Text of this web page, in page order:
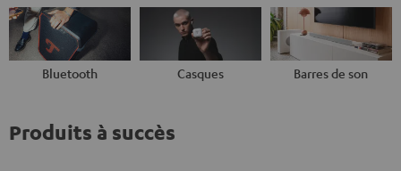
Bluetooth Casques Barres de son
Produits à succès